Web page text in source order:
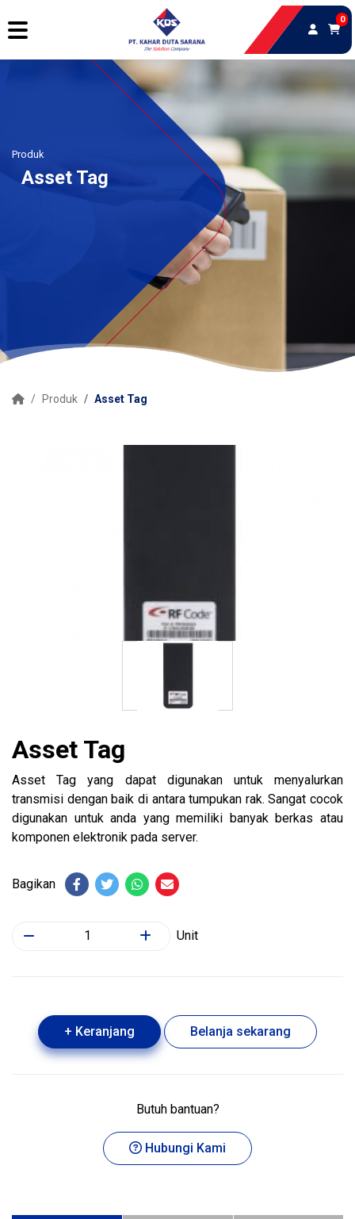
0
Produk
Asset Tag
Produk Asset Tag
Asset Tag
Asset Tag yang dapat digunakan untuk menyalurkan
transmisi dengan baik di antara tumpukan rak. Sangat cocok
digunakan untuk anda yang memiliki banyak berkas atau
komponen elektronik pada server.
Bagikan
Unit
+ Keranjang Belanja sekarang
Butuh bantuan?
Hubungi Kami